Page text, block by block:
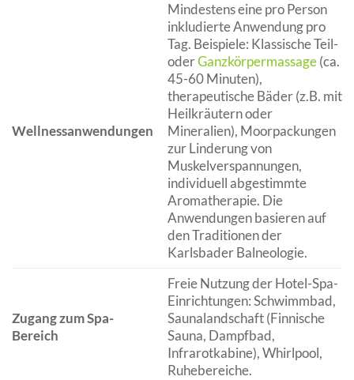
Wellnessanwendungen
Mindestens eine pro Person
inkludierte Anwendung pro
Tag. Beispiele: Klassische Teil-
oderGanzkörpermassage(ca.
45-60 Minuten),
therapeutische Bäder (z.B. mit
Heilkräutern oder
Mineralien), Moorpackungen
zur Linderung von
Muskelverspannungen,
individuell abgestimmte
Aromatherapie. Die
Anwendungen basieren auf
den Traditionen der
Karlsbader Balneologie.
Zugang zum Spa-
Bereich
Freie Nutzung der Hotel-Spa-
Einrichtungen: Schwimmbad,
Saunalandschaft (Finnische
Sauna, Dampfbad,
Infrarotkabine), Whirlpool,
Ruhebereiche.